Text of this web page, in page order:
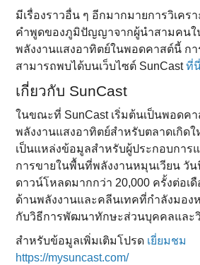
มีเรื่องราวอื่น ๆ อีกมากมายการวิเคร
คําพูดของภูมิปัญญาจากผู้นําสามคนใ
พลังงานแสงอาทิตย์ในพอดคาสต์นี้ ก
สามารถพบได้บนเว็บไซต์ SunCastที่
เกี่ยวกับ SunCast
ในขณะที่ SunCast เริ่มต้นเป็นพอดค
พลังงานแสงอาทิตย์สําหรับตลาดเกิด
เป็นแหล่งข้อมูลสําหรับผู้ประกอบการ
การขายในพื้นที่พลังงานหมุนเวียน วัน
ดาวน์โหลดมากกว่า 20,000 ครั้งต่อเ
ด้านพลังงานและคลีนเทคที่กําลังมอง
กับวิธีการพัฒนาทักษะส่วนบุคคลและ
สําหรับข้อมูลเพิ่มเติมโปรด เยี่ยมชม
https://mysuncast.com/